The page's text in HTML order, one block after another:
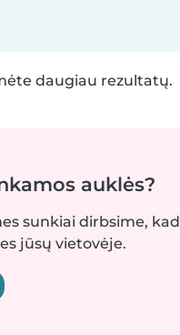
daugiau rezultatų.
auklės?
sunkiai dirbsime, kad
jūsų vietovėje.